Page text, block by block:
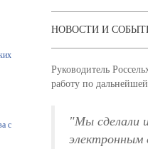
НОВОСТИ И
Руководитель
работу по
"Мы сделали
электронным
с